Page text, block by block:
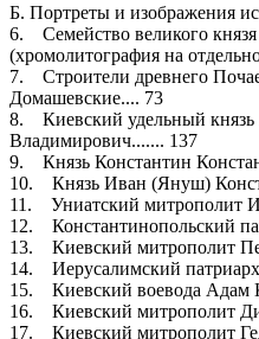
Б. Портреты и изображения
6. Семейство великого князя
(хромолитография на
7. Строители древнего
Домашевские.... 73
8. Киевский удельный князь
Владимирович....... 137
9. Князь Константин
10. Князь Иван (Януш)
11. Униатский митрополит
12. Константинопольский
13. Киевский митрополит
14. Иерусалимский
15. Киевский воевода Адам
16. Киевский митрополит
17. Киевский митрополит